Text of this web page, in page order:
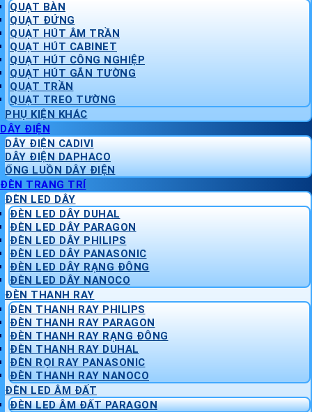
QUẠT BÀN
QUẠT ĐỨNG
QUẠT HÚT ÂM TRẦN
QUẠT HÚT CABINET
QUẠT HÚT CÔNG NGHIỆP
QUẠT HÚT GẮN TƯỜNG
QUẠT TRẦN
QUẠT TREO TƯỜNG
PHỤ KIỆN KHÁC
DÂY ĐIỆN
DÂY ĐIỆN CADIVI
DÂY ĐIỆN DAPHACO
ỐNG LUỒN DÂY ĐIỆN
ĐÈN TRANG TRÍ
ĐÈN LED DÂY
ĐÈN LED DÂY DUHAL
ĐÈN LED DÂY PARAGON
ĐÈN LED DÂY PHILIPS
ĐÈN LED DÂY PANASONIC
ĐÈN LED DÂY RẠNG ĐÔNG
ĐÈN LED DÂY NANOCO
ĐÈN THANH RAY
ĐÈN THANH RAY PHILIPS
ĐÈN THANH RAY PARAGON
ĐÈN THANH RAY RẠNG ĐÔNG
ĐÈN THANH RAY DUHAL
ĐÈN RỌI RAY PANASONIC
ĐÈN THANH RAY NANOCO
ĐÈN LED ÂM ĐẤT
ĐÈN LED ÂM ĐẤT PARAGON